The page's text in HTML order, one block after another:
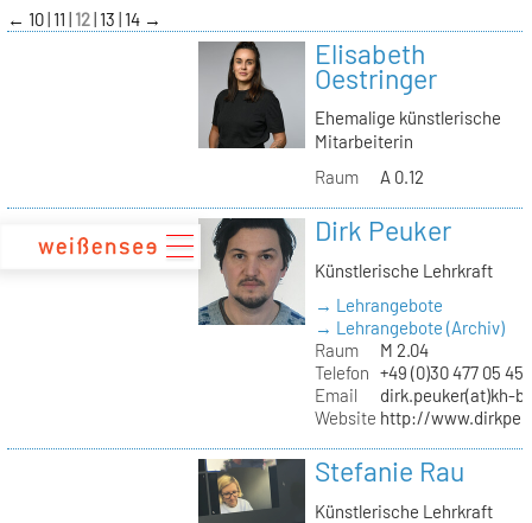
zum
Inhalt
← 10 11 12 13 14 →
Elisabeth
Oestringer
Ehemalige künstlerische
Mitarbeiterin
Raum
A 0.12
Dirk Peuker
Künstlerische Lehrkraft
→ Lehrangebote
→ Lehrangebote (Archiv)
Raum
M 2.04
Telefon +49 (0)30 477 05
Email
dirk.peuker(at)kh-
Website http://
Stefanie Rau
Künstlerische Lehrkraft